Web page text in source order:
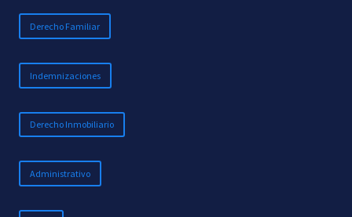
Derecho Familiar
Indemnizaciones
Derecho Inmobiliario
Administrativo